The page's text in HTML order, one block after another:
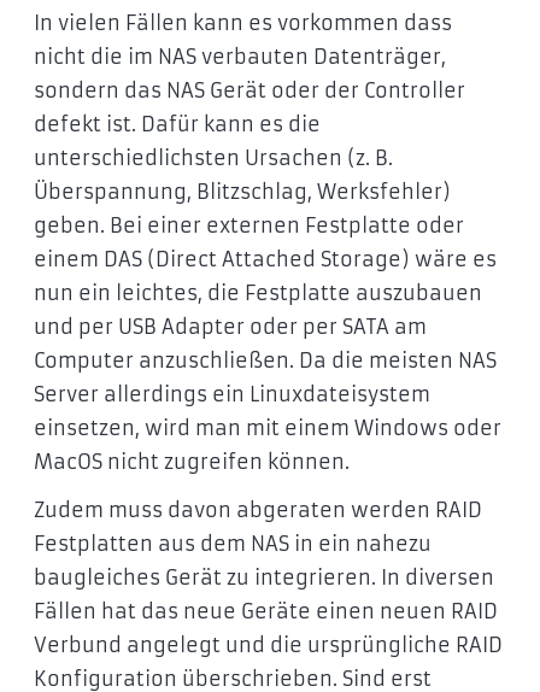
In vielen Fällen kann es vorkommen dass
nicht die im NAS verbauten Datenträger,
sondern das NAS Gerät oder der Controller
defekt ist. Dafür kann es die
unterschiedlichsten Ursachen (z. B.
Überspannung, Blitzschlag, Werksfehler)
geben. Bei einer externen Festplatte oder
einem DAS (Direct Attached Storage) wäre es
nun ein leichtes, die Festplatte auszubauen
und per USB Adapter oder per SATA am
Computer anzuschließen. Da die meisten NAS
Server allerdings ein Linuxdateisystem
einsetzen, wird man mit einem Windows oder
MacOS nicht zugreifen können.
Zudem muss davon abgeraten werden RAID
Festplatten aus dem NAS in ein nahezu
baugleiches Gerät zu integrieren. In diversen
Fällen hat das neue Geräte einen neuen RAID
Verbund angelegt und die ursprüngliche RAID
Konfiguration überschrieben. Sind erst